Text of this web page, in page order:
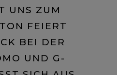
UNS ZUM
FEIERT
BEI DER
UND G-